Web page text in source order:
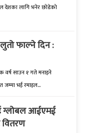
देशका लागि भनेर छोडेको
फाल्ने दिन :
वर्ष साउन १ गते मनाइने
भई रमाइल...
ग्लोबल आईएमई
वितरण